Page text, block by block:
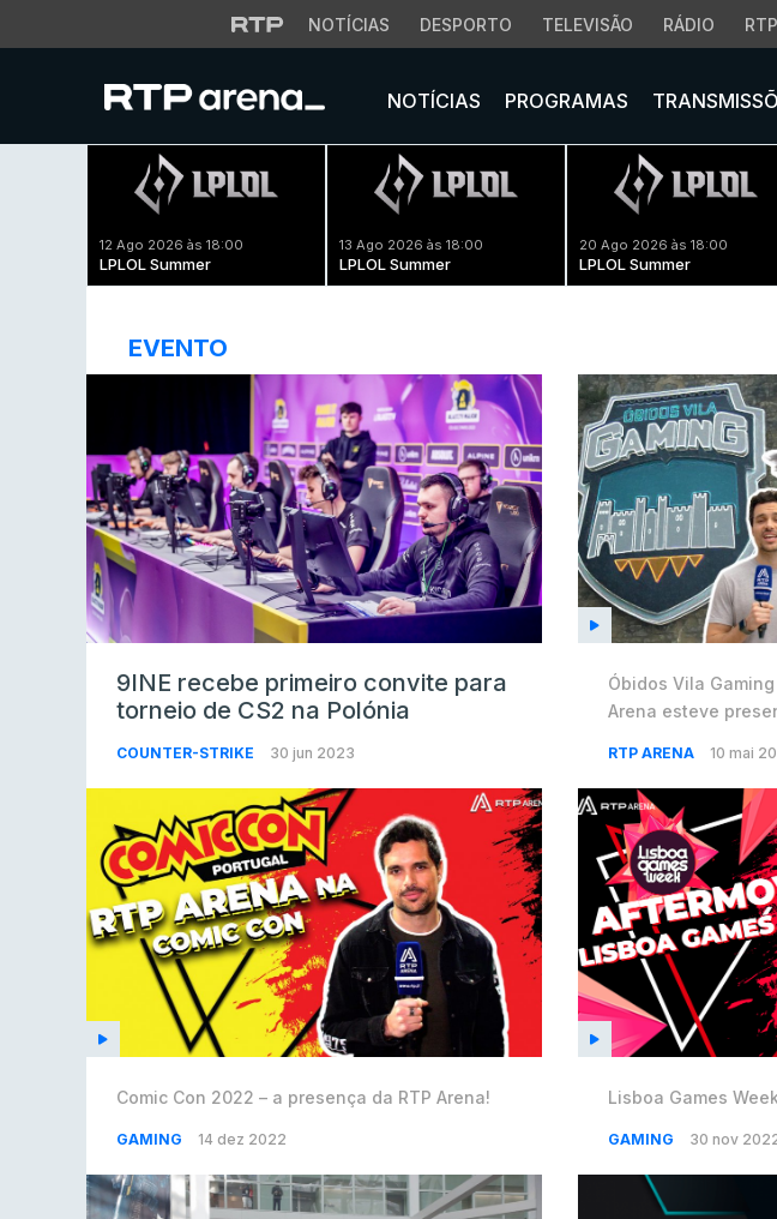
NOTÍCIAS DESPORTO TELEVISÃO RÁDIO
NOTÍCIAS PROGRAMAS
12 Ago 2026 às 18:00
LPLOL Summer
13 Ago 2026 às 18:00
LPLOL Summer
20 Ago 2026 às 18:00
LPLOL Summer
EVENTO
9INE recebe primeiro convite para
torneio de CS2 na Polónia
COUNTER-STRIKE 30 jun 2023
Óbidos Vila
Arena esteve
RTP ARENA 10 mai
Comic Con 2022 – a presença da RTP Arena!
GAMING 14 dez 2022
Lisboa Games
GAMING 30 nov